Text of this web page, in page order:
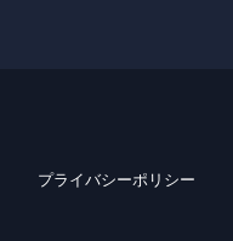
プライバシーポリシー